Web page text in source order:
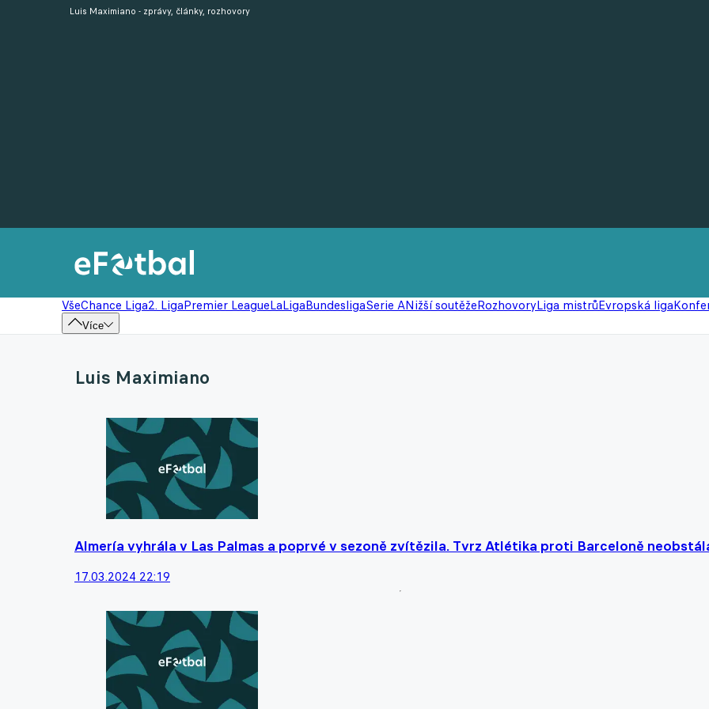
VšeChance Liga2. LigaPremier LeagueLaLigaBundesligaSerie ANižší soutěžeRozhovoryLiga mistrůEvropská liga
Více
Luis Maximiano - zprávy, články, rozhovory
Luis Maximiano
Almería vyhrála v Las Palmas a poprvé v sezoně zvítězila. Tvrz Atlétika proti Barceloně
17.03.2024 22:19